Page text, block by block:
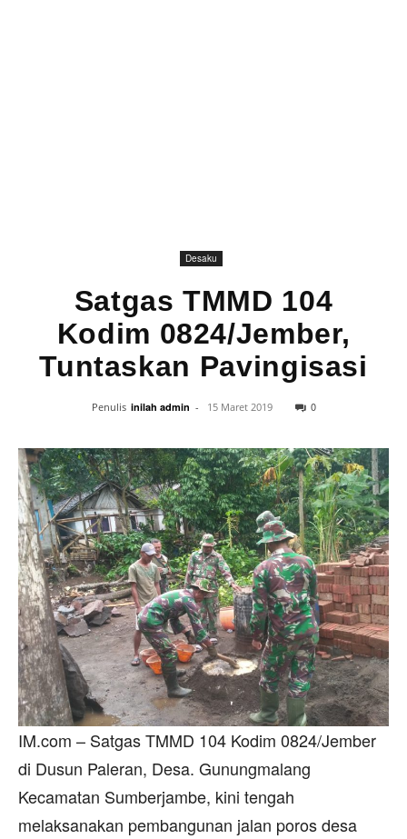
Desaku
Satgas TMMD 104
Kodim 0824/Jember,
Tuntaskan Pavingisasi
Penulis inilah admin - 15 Maret 2019 0
IM.com – Satgas TMMD 104 Kodim 0824/Jember
di Dusun Paleran, Desa. Gunungmalang
Kecamatan Sumberjambe, kini tengah
melaksanakan pembangunan jalan poros desa